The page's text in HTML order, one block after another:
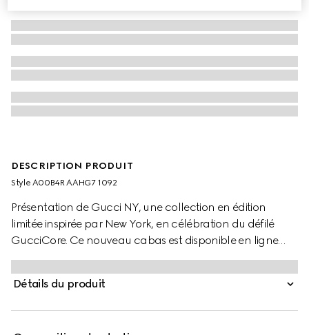
DESCRIPTION PRODUIT
Style ‎A00B4R AAHG7 1092
Présentation de Gucci NY, une collection en édition
limitée inspirée par New York, en célébration du défilé
GucciCore. Ce nouveau cabas est disponible en ligne
pour une durée limitée. Conçu pour sa polyvalence, le
design présente une construction à soufflet avec
boutons pression, et révèle deux poches latérales à
Détails du produit